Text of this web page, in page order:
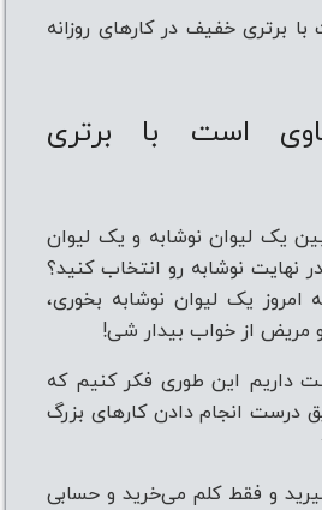
برتری خفیف در کارهای روزانه
است با برتری
یک لیوان نوشابه و یک لیوان
نهایت نوشابه رو انتخاب کنید؟
یک لیوان نوشابه بخوری،
مریض از خواب بیدار شی!
داریم این طوری فکر کنیم که
درست انجام دادن کارهای بزرگ
و فقط کلم می‌خرید و حسابی